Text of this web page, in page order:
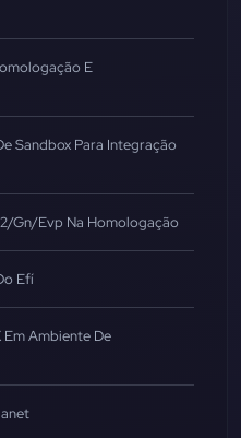
E
Sandbox Para Integração
gn/evp Na Homologação
Efí
Ambiente De